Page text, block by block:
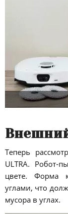
Теперь
ULTRA. Робот-
цвете. Форма
углами, что
мусора в углах.